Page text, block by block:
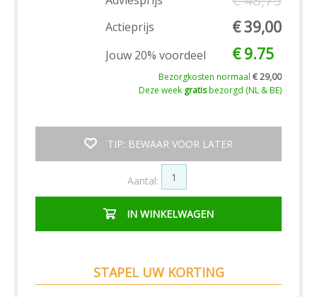
Actieprijs € 39,00
Jouw 20% voordeel € 9.75
Bezorgkosten normaal € 29,00
Deze week gratisbezorgd (NL & BE)
TIP: BEWAAR VOOR LATER
Aantal:
IN WINKELWAGEN
STAPEL UW KORTING